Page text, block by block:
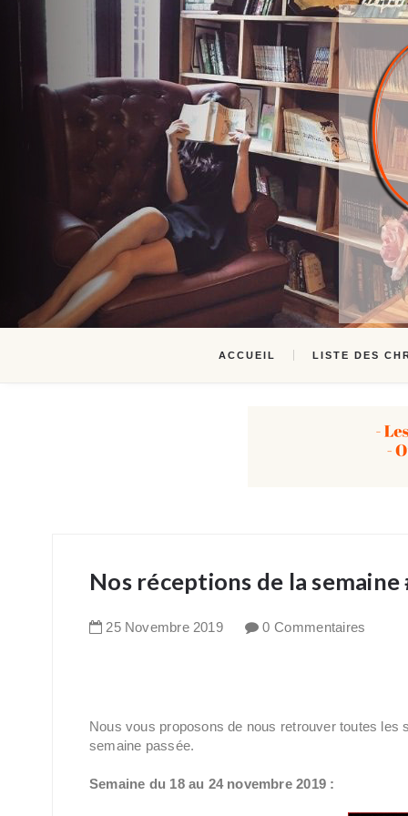
ACCUEIL LISTE DES
Nos réceptions de la semaine
25 Novembre 2019 0 Commentaires
Nous vous proposons de nous retrouver toutes
semaine passée.
Semaine du 18 au 24 novembre 2019 :